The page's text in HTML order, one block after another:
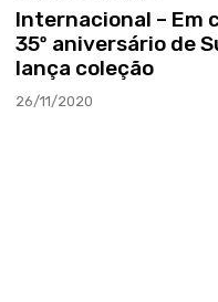
Internacional – Em
35º aniversário de
lança coleção
26/11/2020